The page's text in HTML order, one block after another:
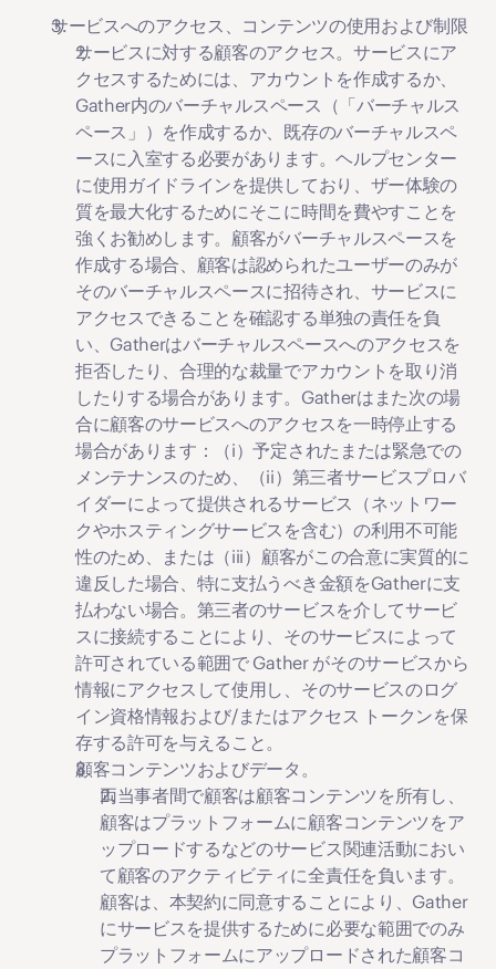
サービスへのアクセス、コンテンツの使用および制限
サービスに対する顧客のアクセス。 サービスにア
クセスするためには、アカウントを作成するか、
Gather内のバーチャルスペース（「バーチャルス
ペース 」）を作成するか、既存のバーチャルスペ
ースに入室する必要があります。ヘルプセンター
に使用ガイドラインを提供しており、ザー体験の
質を最大化するためにそこに時間を費やすことを
強くお勧めします。顧客がバーチャルスペースを
作成する場合、顧客は認められたユーザーのみが
そのバーチャルスペースに招待され、サービスに
アクセスできることを確認する単独の責任を負
い、Gatherはバーチャルスペースへのアクセスを
拒否したり、合理的な裁量でアカウントを取り消
したりする場合があります。Gatherはまた次の場
合に顧客のサービスへのアクセスを一時停止する
場合があります：（i）予定されたまたは緊急での
メンテナンスのため、（ii）第三者サービスプロバ
イダーによって提供されるサービス（ネットワー
クやホスティングサービスを含む）の利用不可能
性のため、または（iii）顧客がこの合意に実質的に
違反した場合、特に支払うべき金額をGatherに支
払わない場合。第三者のサービスを介してサービ
スに接続することにより、そのサービスによって
許可されている範囲で Gather がそのサービスから
情報にアクセスして使用し、そのサービスのログ
イン資格情報および/またはアクセス トークンを保
存する許可を与えること。
顧客コンテンツおよびデータ。
両当事者間で顧客は顧客コンテンツを所有し、
顧客はプラットフォームに顧客コンテンツをア
ップロードするなどのサービス関連活動におい
て顧客のアクティビティに全責任を負います。
顧客は、本契約に同意することにより、Gather
にサービスを提供するために必要な範囲でのみ
プラットフォームにアップロードされた顧客コ